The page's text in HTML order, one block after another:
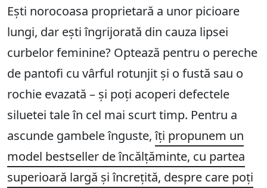
Ești norocoasa proprietară a unor picioare
lungi, dar ești îngrijorată din cauza lipsei
curbelor feminine? Optează pentru o pereche
de pantofi cu vârful rotunjit și o fustă sau o
rochie evazată – și poți acoperi defectele
siluetei tale în cel mai scurt timp. Pentru a
ascunde gambele înguste,îți propunem un
model bestseller de încălțăminte, cu partea
superioară largă și încrețită, despre care poți